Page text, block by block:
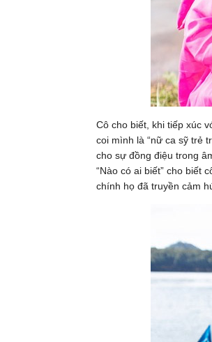
Cô cho biết, khi tiếp xúc
coi mình là “nữ ca sỹ trẻ
cho sự đồng điệu trong
“Nào có ai biết” cho biết
chính họ đã truyền cảm